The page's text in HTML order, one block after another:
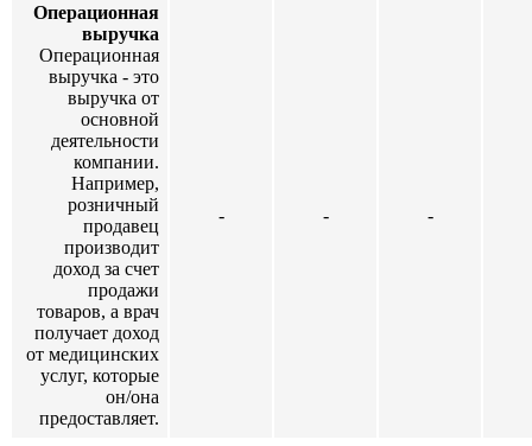
Операционная
выручка
Операционная
выручка - это
выручка от
основной
деятельности
компании.
Например,
розничный
продавец
производит
доход за счет
продажи
товаров, а врач
получает доход
от медицинских
услуг, которые
он/она
предоставляет.
- - -